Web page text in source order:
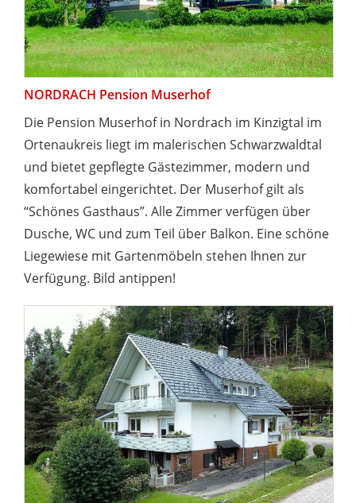
NORDRACH Pension Muserhof
Die Pension Muserhof in Nordrach im Kinzigtal im
Ortenaukreis liegt im malerischen Schwarzwaldtal
und bietet gepflegte Gästezimmer, modern und
komfortabel eingerichtet. Der Muserhof gilt als
“Schönes Gasthaus”. Alle Zimmer verfügen über
Dusche, WC und zum Teil über Balkon. Eine schöne
Liegewiese mit Gartenmöbeln stehen Ihnen zur
Verfügung. Bild antippen!